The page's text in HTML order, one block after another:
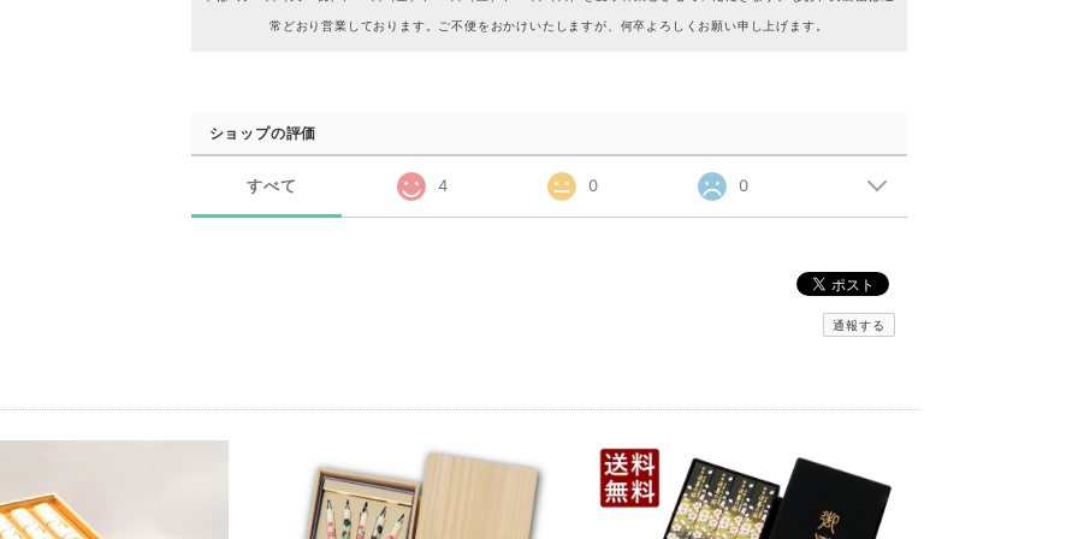
常どおり営業しております。ご不便をおかけいたしますが、何卒よろしくお願い申し上げます。
ショップの評価
すべて 4 0 0
通報する